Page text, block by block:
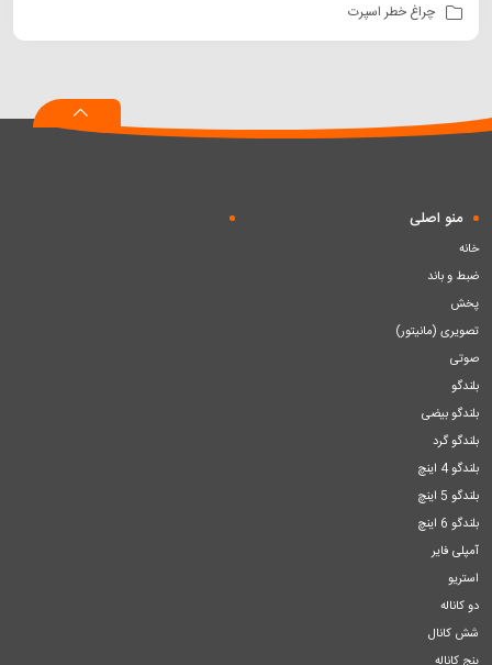
چراغ خطر اسپرت
منو اصلی
خانه
ضبط و باند
پخش
تصویری (مانیتور)
صوتی
بلندگو
بلندگو بیضی
بلندگو گرد
بلندگو 4 اینچ
بلندگو 5 اینچ
بلندگو 6 اینچ
آمپلی فایر
استریو
دو کاناله
شش کانال